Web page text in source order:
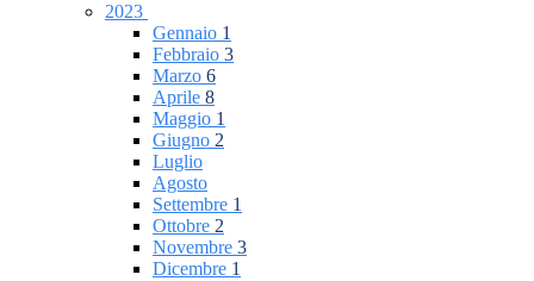
2023
Gennaio 1
Febbraio 3
Marzo 6
Aprile 8
Maggio 1
Giugno 2
Luglio
Agosto
Settembre 1
Ottobre 2
Novembre 3
Dicembre 1